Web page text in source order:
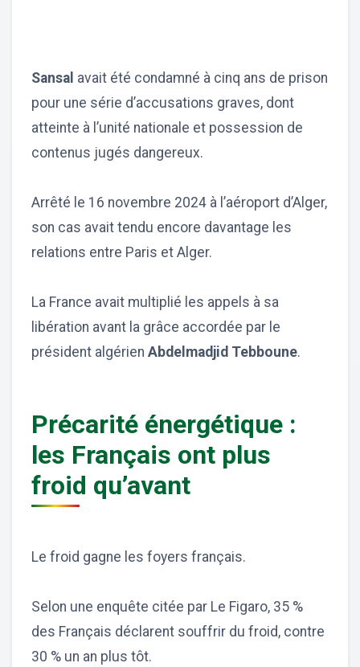
Sansal avait été condamné à cinq ans de prison
pour une série d’accusations graves, dont
atteinte à l’unité nationale et possession de
contenus jugés dangereux.
Arrêté le 16 novembre 2024 à l’aéroport d’Alger,
son cas avait tendu encore davantage les
relations entre Paris et Alger.
La France avait multiplié les appels à sa
libération avant la grâce accordée par le
président algérien Abdelmadjid Tebboune.
Précarité énergétique :
les Français ont plus
froid qu’avant
Le froid gagne les foyers français.
Selon une enquête citée par Le Figaro, 35 %
des Français déclarent souffrir du froid, contre
30 % un an plus tôt.